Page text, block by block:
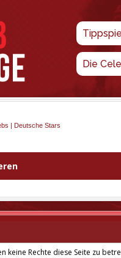
Die
| Deutsche Stars
keine Rechte diese Seite zu